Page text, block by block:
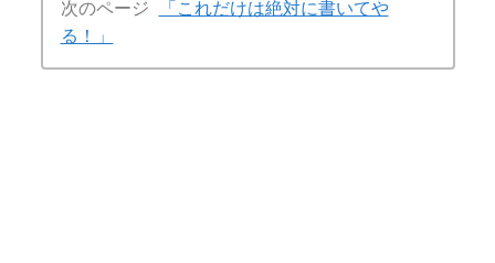
次のページ
「これだけは絶対に書いてや
る！」